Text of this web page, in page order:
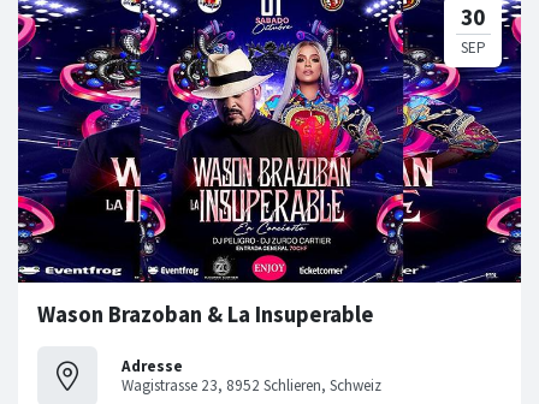
Wason Brazoban & La Insuperable
Adresse
Wagistrasse 23, 8952 Schlieren, Schweiz